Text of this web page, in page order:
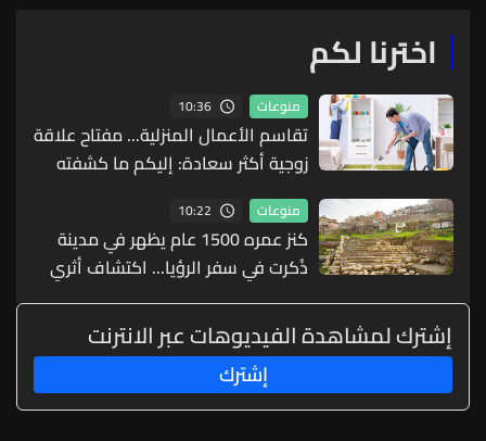
اخترنا لكم
منوعات 10:36
تقاسم الأعمال المنزلية... مفتاح علاقة
زوجية أكثر سعادة: إليكم ما كشفته
أحدث الدراسات
منوعات 10:22
كنز عمره 1500 عام يظهر في مدينة
ذُكرت في سفر الرؤيا... اكتشاف أثري
مذهل (صور)
إشترك لمشاهدة الفيديوهات عبر الانترنت
إشترك